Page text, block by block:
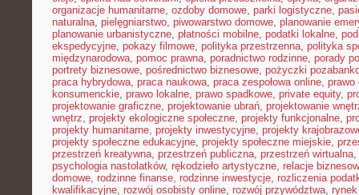
organizacje humanitarne, ozdoby domowe, parki logistyczne,
naturalna, pielęgniarstwo, piwowarstwo domowe, planowanie
planowanie urbanistyczne, płatności mobilne, podatki lokalne,
ekspedycyjne, pokazy filmowe, polityka przestrzenna, polityka
międzynarodowa, pomoc prawna, poradnictwo rodzinne, porady
portrety biznesowe, pośrednictwo biznesowe, pożyczki
praca hybrydowa, praca naukowa, praca zespołowa online, prawo
konsumenckie, prawo lokalne, prawo spadkowe, private equity,
projektowanie graficzne, projektowanie ubrań, projektowanie
wnętrz, projekty ekologiczne społeczne, projekty funkcjonalne,
projekty humanitarne, projekty inwestycyjne, projekty
projekty społeczne edukacyjne, projekty społeczne miejskie,
przestrzeń kreatywna, przestrzeń publiczna, przestrzeń wirtualna,
psychologia nastolatków, rękodzieło artystyczne, relacje
domowe, rodzinne finanse, rodzinne inwestycje, rozliczenia
kwalifikacyjne, rozwój osobisty online, rozwój przywództwa,